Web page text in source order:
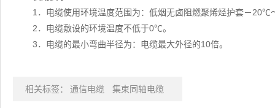
1．电缆使用环境温度范围为：低烟无卤阻燃聚烯烃护套－
2．电缆敷设的环境温度不低于0℃。
3．电缆的最小弯曲半径为：电缆最大外径的10倍。
相关标签： 通信电缆 集束同轴电缆